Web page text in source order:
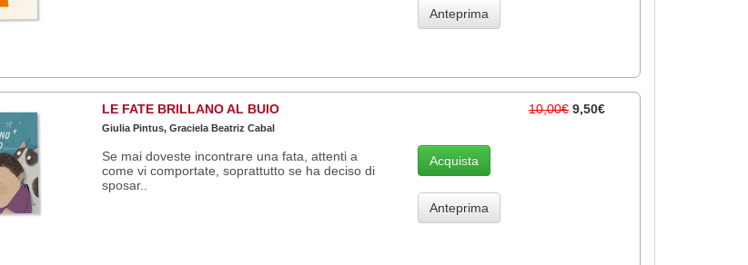
Anteprima
LE FATE BRILLANO AL BUIO
Giulia Pintus, Graciela Beatriz Cabal
Se mai doveste incontrare una fata, attenti a
come vi comportate, soprattutto se ha deciso di
sposar..
10,00€ 9,50€
Acquista
Anteprima